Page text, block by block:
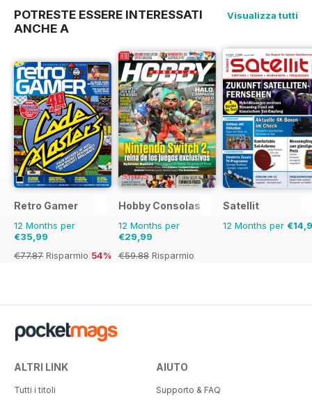
POTRESTE ESSERE INTERESSATI
ANCHE A
Visualizza tutti
Retro Gamer
12 Months per
€35,99
€77.87 Risparmio 54%
Hobby Consolas
12 Months per
€29,99
€59.88 Risparmio
Satellit
12 Months per
ALTRI LINK
Tutti i titoli
AIUTO
Supporto & FAQ